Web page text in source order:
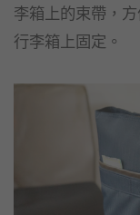
李箱上的束帶，
行李箱上固定。